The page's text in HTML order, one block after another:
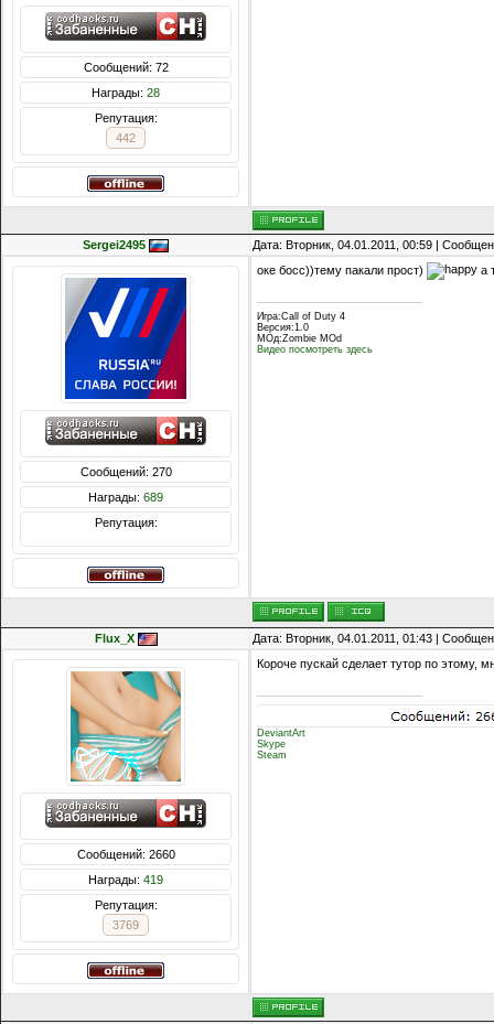
Сообщений: 72
Награды: 28
Репутация:
442
Sergei2495 Дата: Вторник, 04.01.2011, 00:59 |
Сообщений: 270
Награды: 689
Репутация:
оке босс))тему пакали прост) а
Игра:Call of Duty 4
Версия:1.0
МОд:Zombie MOd
Видео посмотреть здесь
Flux_X Дата: Вторник, 04.01.2011, 01:43 |
Сообщений: 2660
Награды: 419
Репутация:
3769
Короче пускай сделает тутор по этому,
DeviantArt
Skype
Steam